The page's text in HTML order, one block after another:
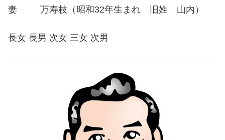
妻 万寿枝（昭和32年生まれ 旧姓 山内）
長女 長男 次女 三女 次男